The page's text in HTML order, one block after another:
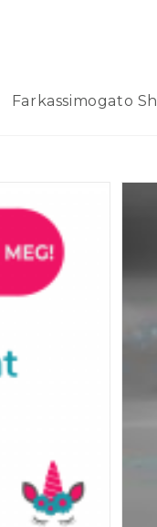
Farkassimogato